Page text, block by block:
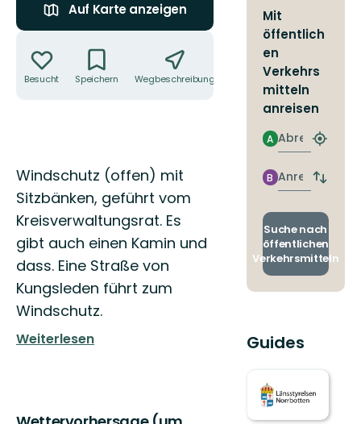
Auf Karte anzeigen
Besucht Speichern Wegbeschreibung
Beschreibung
Windschutz (offen) mit
Sitzbänken, geführt vom
Kreisverwaltungsrat. Es
gibt auch einen Kamin und
dass. Eine Straße von
Kungsleden führt zum
Windschutz.
Weiterlesen
Mit
öffentlich
en
Verkehrs
mitteln
anreisen
Abreise
A
finden
Anreise
B
Suche nach
öffentlichen
Verkehrsmitteln
Guides